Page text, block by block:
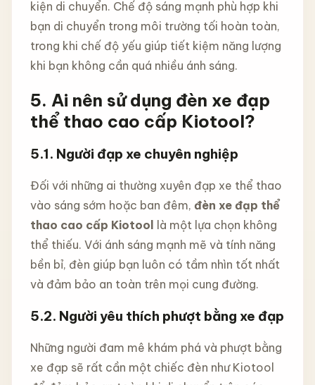
kiện di chuyển. Chế độ sáng mạnh phù hợp khi
bạn di chuyển trong môi trường tối hoàn toàn,
trong khi chế độ yếu giúp tiết kiệm năng lượng
khi bạn không cần quá nhiều ánh sáng.
5. Ai nên sử dụng đèn xe đạp
thể thao cao cấp Kiotool?
5.1. Người đạp xe chuyên nghiệp
Đối với những ai thường xuyên đạp xe thể thao
vào sáng sớm hoặc ban đêm, đèn xe đạp thể
thao cao cấp Kiotool
là một lựa chọn không
thể thiếu. Với ánh sáng mạnh mẽ và tính năng
bền bỉ, đèn giúp bạn luôn có tầm nhìn tốt nhất
và đảm bảo an toàn trên mọi cung đường.
5.2. Người yêu thích phượt bằng xe đạp
Những người đam mê khám phá và phượt bằng
xe đạp sẽ rất cần một chiếc đèn như Kiotool